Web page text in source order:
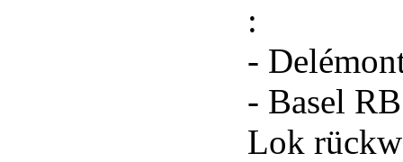
:
-
- Basel
Lok